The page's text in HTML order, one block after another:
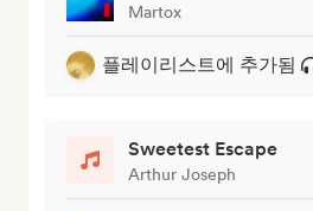
Martox
플레이리스트에 추가됨
Sweetest Escape
Arthur Joseph